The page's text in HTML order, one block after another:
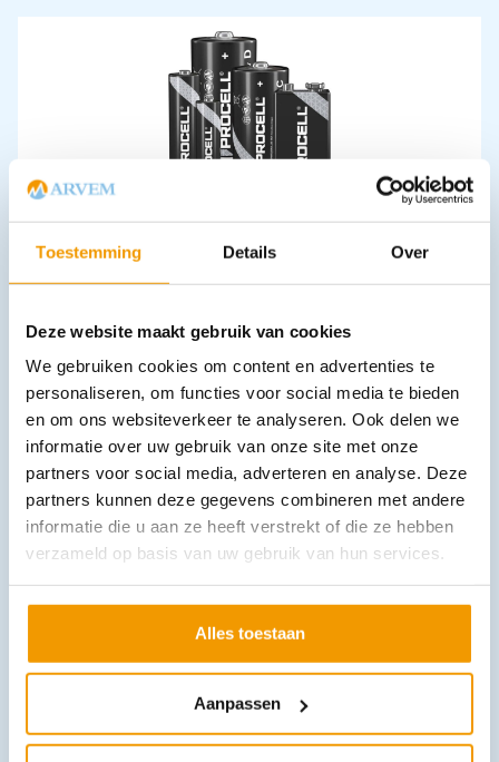
Toestemming Details Over
Deze website maakt gebruik van cookies
We gebruiken cookies om content en advertenties te
personaliseren, om functies voor social media te bieden
en om ons websiteverkeer te analyseren. Ook delen we
informatie over uw gebruik van onze site met onze
partners voor social media, adverteren en analyse. Deze
partners kunnen deze gegevens combineren met andere
informatie die u aan ze heeft verstrekt of die ze hebben
verzameld op basis van uw gebruik van hun services.
Alles toestaan
Aanpassen
3.67 excl. btw
Opties bekijken
Leverbaar
Veiligheidsbril Pro-Eagle
€7,50 incl. btw
6.2 excl. btw